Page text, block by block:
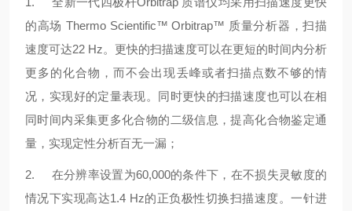
的高场 Thermo Scientific™ Orbitrap™ 质量分析器，扫描
速度可达22 Hz。更快的扫描速度可以在更短的时间内分析
更多的化合物，而不会出现丢峰或者扫描点数不够的情
况，实现好的定量表现。同时更快的扫描速度也可以在相
同时间内采集更多化合物的二级信息，提高化合物鉴定通
量，实现定性分析百无一漏；
2. 在分辨率设置为60,000的条件下，在不损失灵敏度的
情况下实现高达1.4 Hz的正负极性切换扫描速度。一针进